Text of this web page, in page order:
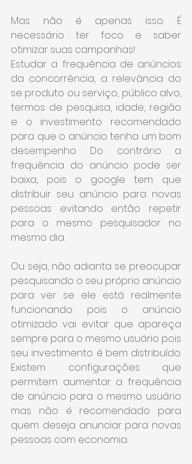
Mas não é apenas isso. É
necessário ter foco e saber
otimizar suas campanhas!
Estudar a frequência de anúncios
da concorrência, a relevância do
se produto ou serviço, público alvo,
termos de pesquisa, idade, região
e o investimento recomendado
para que o anúncio tenha um bom
desempenho. Do contrário a
frequência do anúncio pode ser
baixa, pois o google tem que
distribuir seu anúncio para novas
pessoas evitando então repetir
para o mesmo pesquisador no
mesmo dia.
Ou seja, não adianta se preocupar
pesquisando o seu próprio anúncio
para ver se ele está realmente
funcionando pois o anúncio
otimizado vai evitar que apareça
sempre para o mesmo usuário pois
seu investimento é bem distribuído.
Existem configurações que
permitem aumentar a frequência
de anúncio para o mesmo usuário
mas não é recomendado para
quem deseja anunciar para novas
pessoas com economia.